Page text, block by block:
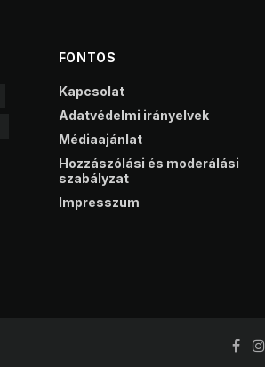
FONTOS
Kapcsolat
Adatvédelmi irányelvek
Médiaajánlat
Hozzászólási és moderálási
szabályzat
Impresszum